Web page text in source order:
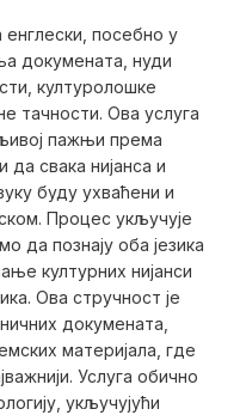
посебно у
докумената, нуди
културолошке
тачности. Ова услуга
пажњи према
да свака нијанса и
буду ухваћени и
Процес укључује
да познају оба језика
културних нијанси
Ова стручност је
докумената,
материјала, где
Услуга обично
укључујући